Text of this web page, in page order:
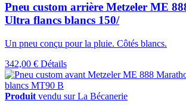
Pneu custom arrière Metzeler ME
Ultra flancs blancs 150/
Un pneu conçu pour la pluie. Côtés blancs.
342,00 € Détails
Produit vendu sur La Bécanerie